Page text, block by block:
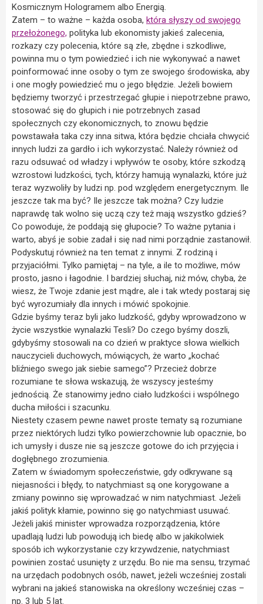
Kosmicznym Hologramem albo Energią.
Zatem – to ważne – każda osoba, która słyszy od swojego
przełożonego, polityka lub ekonomisty jakieś zalecenia,
rozkazy czy polecenia, które są złe, zbędne i szkodliwe,
powinna mu o tym powiedzieć i ich nie wykonywać a nawet
poinformować inne osoby o tym ze swojego środowiska, aby
i one mogły powiedzieć mu o jego błędzie. Jeżeli bowiem
będziemy tworzyć i przestrzegać głupie i niepotrzebne prawo,
stosować się do głupich i nie potrzebnych zasad
społecznych czy ekonomicznych, to znowu będzie
powstawała taka czy inna sitwa, która będzie chciała chwycić
innych ludzi za gardło i ich wykorzystać. Należy również od
razu odsuwać od władzy i wpływów te osoby, które szkodzą
wzrostowi ludzkości, tych, którzy hamują wynalazki, które już
teraz wyzwoliły by ludzi np. pod względem energetycznym. Ile
jeszcze tak ma być? Ile jeszcze tak można? Czy ludzie
naprawdę tak wolno się uczą czy też mają wszystko gdzieś?
Co powoduje, że poddają się głupocie? To ważne pytania i
warto, abyś je sobie zadał i się nad nimi porządnie zastanowił.
Podyskutuj również na ten temat z innymi. Z rodziną i
przyjaciółmi. Tylko pamiętaj – na tyle, a ile to możliwe, mów
prosto, jasno i łagodnie. I bardziej słuchaj, niż mów, chyba, że
wiesz, że Twoje zdanie jest mądre, ale i tak wtedy postaraj się
być wyrozumiały dla innych i mówić spokojnie.
Gdzie byśmy teraz byli jako ludzkość, gdyby wprowadzono w
życie wszystkie wynalazki Tesli? Do czego byśmy doszli,
gdybyśmy stosowali na co dzień w praktyce słowa wielkich
nauczycieli duchowych, mówiących, że warto „kochać
bliźniego swego jak siebie samego”? Przecież dobrze
rozumiane te słowa wskazują, że wszyscy jesteśmy
jednością. Że stanowimy jedno ciało ludzkości i wspólnego
ducha miłości i szacunku.
Niestety czasem pewne nawet proste tematy są rozumiane
przez niektórych ludzi tylko powierzchownie lub opacznie, bo
ich umysły i dusze nie są jeszcze gotowe do ich przyjęcia i
dogłębnego zrozumienia.
Zatem w świadomym społeczeństwie, gdy odkrywane są
niejasności i błędy, to natychmiast są one korygowane a
zmiany powinno się wprowadzać w nim natychmiast. Jeżeli
jakiś polityk kłamie, powinno się go natychmiast usuwać.
Jeżeli jakiś minister wprowadza rozporządzenia, które
upadlają ludzi lub powodują ich biedę albo w jakikolwiek
sposób ich wykorzystanie czy krzywdzenie, natychmiast
powinien zostać usunięty z urzędu. Bo nie ma sensu, trzymać
na urzędach podobnych osób, nawet, jeżeli wcześniej zostali
wybrani na jakieś stanowiska na określony wcześniej czas –
np. 3 lub 5 lat.